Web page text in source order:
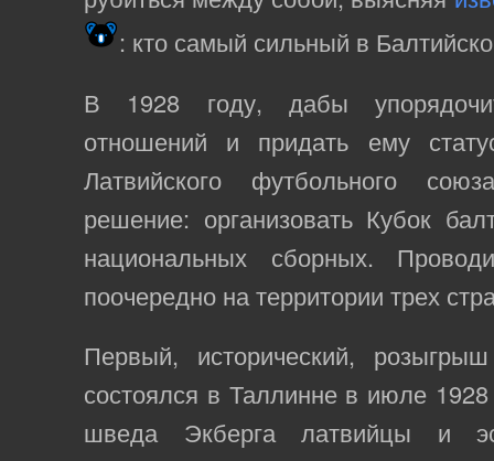
: кто самый сильный в
В 1928 году, дабы
отношений и придать ему
Латвийского футбольного
решение: организовать Кубок
национальных сборных.
поочередно на территории трех
Первый, исторический,
состоялся в Таллинне в июле
шведа Экберга латвийцы и